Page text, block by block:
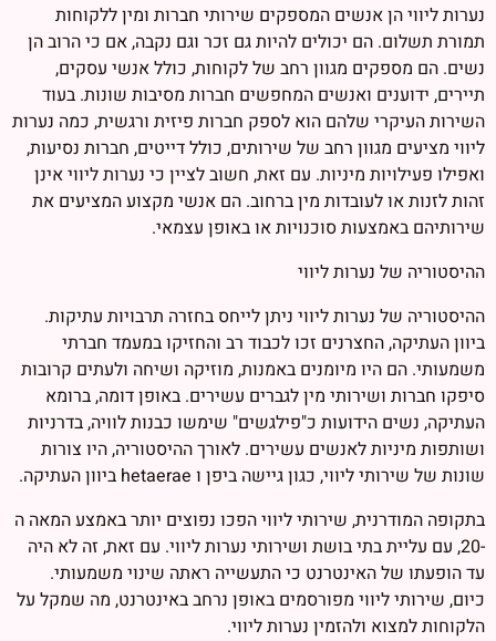
נערות ליווי הן אנשים המספקים שירותי חברות ומין ללקוחות
תמורת תשלום. הם יכולים להיות גם זכר וגם נקבה, אם כי הרוב הן
נשים. הם מספקים מגוון רחב של לקוחות, כולל אנשי עסקים,
תיירים, ידוענים ואנשים המחפשים חברות מסיבות שונות. בעוד
השירות העיקרי שלהם הוא לספק חברות פיזית ורגשית, כמה נערות
ליווי מציעים מגוון רחב של שירותים, כולל דייטים, חברות נסיעות,
ואפילו פעילויות מיניות. עם זאת, חשוב לציין כי נערות ליווי אינן
זהות לזנות או לעובדות מין ברחוב. הם אנשי מקצוע המציעים את
שירותיהם באמצעות סוכנויות או באופן עצמאי.
ההיסטוריה של נערות ליווי
ההיסטוריה של נערות ליווי ניתן לייחס בחזרה תרבויות עתיקות.
ביוון העתיקה, החצרנים זכו לכבוד רב והחזיקו במעמד חברתי
משמעותי. הם היו מיומנים באמנות, מוזיקה ושיחה ולעתים קרובות
סיפקו חברות ושירותי מין לגברים עשירים. באופן דומה, ברומא
העתיקה, נשים הידועות כ"פילגשים" שימשו כבנות לוויה, בדרניות
ושותפות מיניות לאנשים עשירים. לאורך ההיסטוריה, היו צורות
שונות של שירותי ליווי, כגון גיישה ביפן ו hetaerae ביוון העתיקה.
בתקופה המודרנית, שירותי ליווי הפכו נפוצים יותר באמצע המאה ה
-20, עם עליית בתי בושת ושירותי נערות ליווי. עם זאת, זה לא היה
עד הופעתו של האינטרנט כי התעשייה ראתה שינוי משמעותי.
כיום, שירותי ליווי מפורסמים באופן נרחב באינטרנט, מה שמקל על
הלקוחות למצוא ולהזמין נערות ליווי.